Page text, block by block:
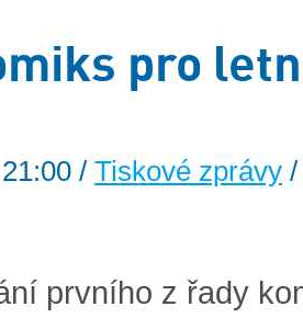
pro
/ Tiskové zprávy
prvního z řady